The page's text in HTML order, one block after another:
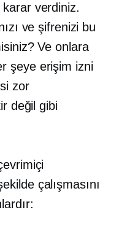
karar verdiniz.
ve şifrenizi bu
Ve onlara
şeye erişim izni
zor
değil gibi
çalışmasını